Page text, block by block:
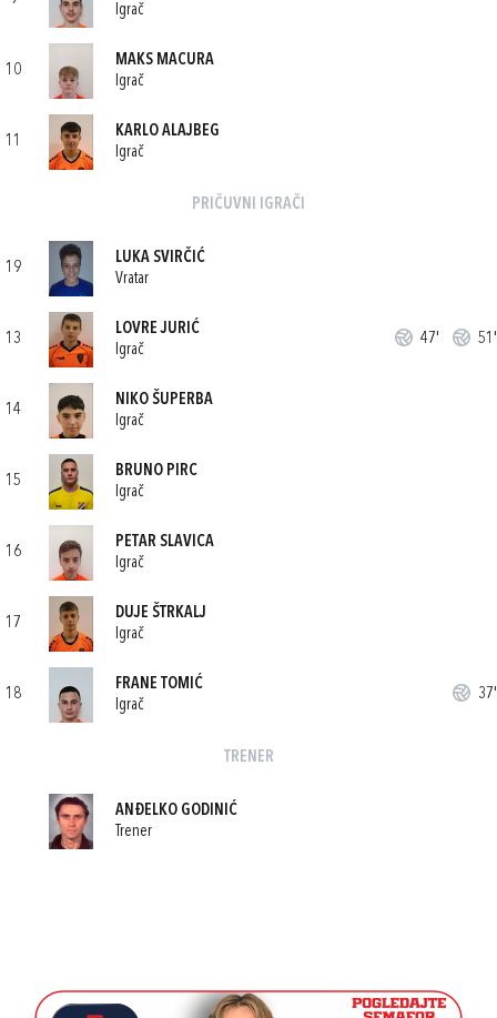
Igrač
10
MAKS MACURA
Igrač
11
KARLO ALAJBEG
Igrač
PRIČUVNI IGRAČI
19
LUKA SVIRČIĆ
Vratar
13
LOVRE JURIĆ
Igrač
47' 51'
14
NIKO ŠUPERBA
Igrač
15
BRUNO PIRC
Igrač
16
PETAR SLAVICA
Igrač
17
DUJE ŠTRKALJ
Igrač
18
FRANE TOMIĆ
Igrač
37'
TRENER
ANĐELKO GODINIĆ
Trener